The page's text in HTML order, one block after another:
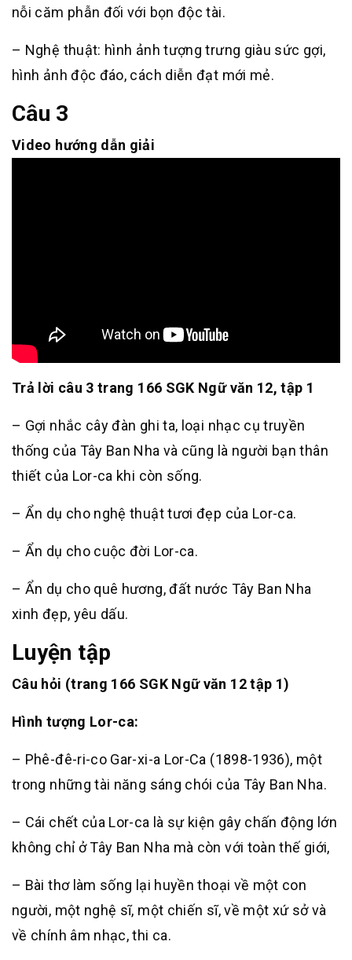
nỗi căm phẫn đối với bọn độc tài.
– Nghệ thuật: hình ảnh tượng trưng giàu sức gợi,
hình ảnh độc đáo, cách diễn đạt mới mẻ.
Câu 3
Video hướng dẫn giải
Trả lời câu 3 trang 166 SGK Ngữ văn 12, tập 1
– Gợi nhắc cây đàn ghi ta, loại nhạc cụ truyền
thống của Tây Ban Nha và cũng là người bạn thân
thiết của Lor-ca khi còn sống.
– Ẩn dụ cho nghệ thuật tươi đẹp của Lor-ca.
– Ẩn dụ cho cuộc đời Lor-ca.
– Ẩn dụ cho quê hương, đất nước Tây Ban Nha
xinh đẹp, yêu dấu.
Luyện tập
Câu hỏi (trang 166 SGK Ngữ văn 12 tập 1)
Hình tượng Lor-ca:
– Phê-đê-ri-co Gar-xi-a Lor-Ca (1898-1936), một
trong những tài năng sáng chói của Tây Ban Nha.
– Cái chết của Lor-ca là sự kiện gây chấn động lớn
không chỉ ở Tây Ban Nha mà còn với toàn thế giới,
– Bài thơ làm sống lại huyền thoại về một con
người, một nghệ sĩ, một chiến sĩ, về một xứ sở và
về chính âm nhạc, thi ca.